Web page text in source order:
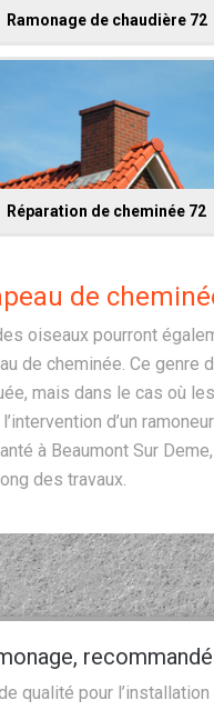
Ramonage de chaudière 72
Réparation de cheminée 72
de
oiseaux pourront
de cheminée. Ce
mais dans le cas où
d’un
à Beaumont Sur
des travaux.
qualité pour